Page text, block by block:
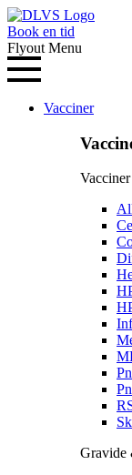
Book en tid
Flyout Menu
Vacciner
Vacciner
Gravide